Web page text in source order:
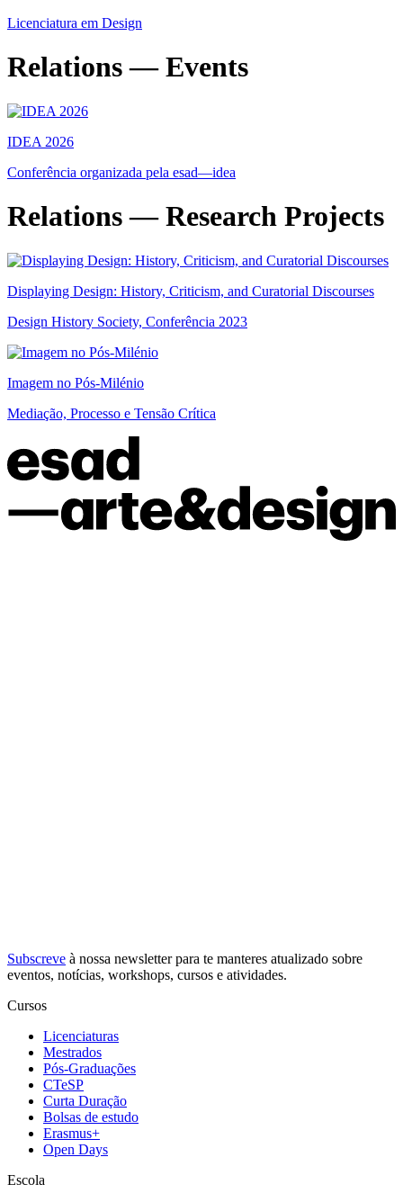
Licenciatura em Design
Relations — Events
IDEA 2026
Conferência organizada pela esad—idea
Relations — Research Projects
Displaying Design: History, Criticism, and Curatorial Discourses
Design History Society, Conferência 2023
Imagem no Pós-Milénio
Mediação, Processo e Tensão Crítica
Subscreve à nossa newsletterpara te manteres atualizado sobre
eventos, notícias, workshops, cursos e atividades.
Cursos
Licenciaturas
Mestrados
Pós-Graduações
CTeSP
Curta Duração
Bolsas de estudo
Erasmus+
Open Days
Escola